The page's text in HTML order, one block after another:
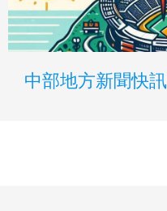
中部地方新聞快訊